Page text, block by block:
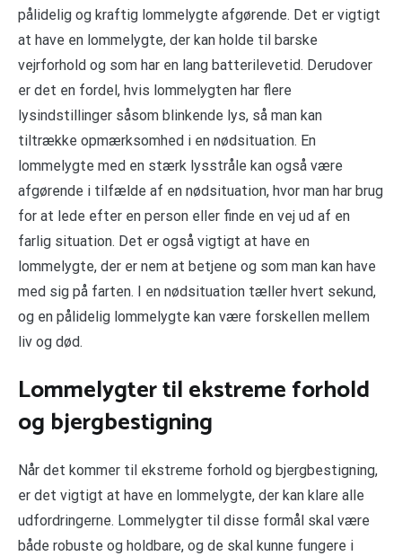
pålidelig og kraftig lommelygte afgørende. Det er vigtigt
at have en lommelygte, der kan holde til barske
vejrforhold og som har en lang batterilevetid. Derudover
er det en fordel, hvis lommelygten har flere
lysindstillinger såsom blinkende lys, så man kan
tiltrække opmærksomhed i en nødsituation. En
lommelygte med en stærk lysstråle kan også være
afgørende i tilfælde af en nødsituation, hvor man har brug
for at lede efter en person eller finde en vej ud af en
farlig situation. Det er også vigtigt at have en
lommelygte, der er nem at betjene og som man kan have
med sig på farten. I en nødsituation tæller hvert sekund,
og en pålidelig lommelygte kan være forskellen mellem
liv og død.
Lommelygter til ekstreme forhold
og bjergbestigning
Når det kommer til ekstreme forhold og bjergbestigning,
er det vigtigt at have en lommelygte, der kan klare alle
udfordringerne. Lommelygter til disse formål skal være
både robuste og holdbare, og de skal kunne fungere i